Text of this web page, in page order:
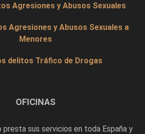
Agresiones y Abusos Sexuales
Agresiones y Abusos Sexuales a
Menores
delitos Tráfico de Drogas
OFICINAS
sus servicios en toda España y